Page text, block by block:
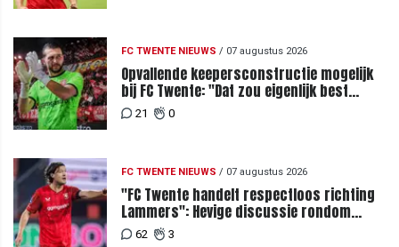
FC TWENTE NIEUWS / 07 augustus 2026
Opvallende keepersconstructie mogelijk
bij FC Twente: "Dat zou eigenlijk best
kunnen"
21 0
FC TWENTE NIEUWS / 07 augustus 2026
"FC Twente handelt respectloos richting
Lammers": Hevige discussie rondom
degradatie tot derde spits
62 3